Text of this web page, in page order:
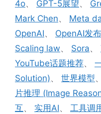
4o、 GPT-5展望、
Mark Chen、 Meta
OpenAI、 OpenAI发
Scaling law、 Sora、
YouTube话题推荐、
Solution)、 世界模型、
片推理 (Image
互、 实用AI、 工具调